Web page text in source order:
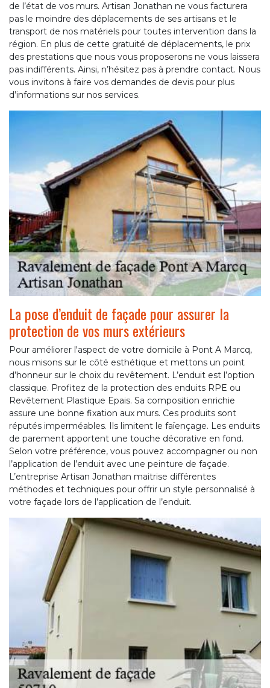
de l’état de vos murs. Artisan Jonathan ne vous facturera
pas le moindre des déplacements de ses artisans et le
transport de nos matériels pour toutes intervention dans la
région. En plus de cette gratuité de déplacements, le prix
des prestations que nous vous proposerons ne vous laissera
pas indifférents. Ainsi, n’hésitez pas à prendre contact. Nous
vous invitons à faire vos demandes de devis pour plus
d’informations sur nos services.
La pose d’enduit de façade pour assurer la
protection de vos murs extérieurs
Pour améliorer l'aspect de votre domicile à Pont A Marcq,
nous misons sur le côté esthétique et mettons un point
d’honneur sur le choix du revêtement. L’enduit est l’option
classique. Profitez de la protection des enduits RPE ou
Revêtement Plastique Epais. Sa composition enrichie
assure une bonne fixation aux murs. Ces produits sont
réputés imperméables. Ils limitent le faïençage. Les enduits
de parement apportent une touche décorative en fond.
Selon votre préférence, vous pouvez accompagner ou non
l’application de l’enduit avec une peinture de façade.
L’entreprise Artisan Jonathan maitrise différentes
méthodes et techniques pour offrir un style personnalisé à
votre façade lors de l’application de l’enduit.